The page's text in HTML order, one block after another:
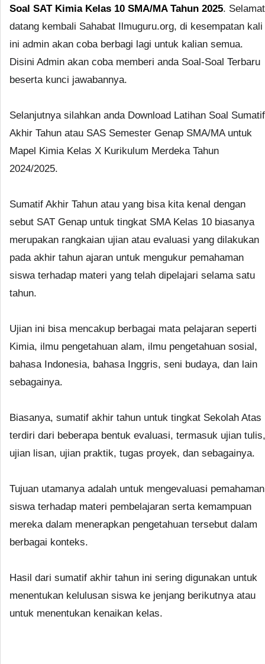
Soal SAT Kimia Kelas 10 SMA/MA Tahun 2025. Selamat
datang kembali Sahabat Ilmuguru.org, di kesempatan kali
ini admin akan coba berbagi lagi untuk kalian semua.
Disini Admin akan coba memberi anda Soal-Soal Terbaru
beserta kunci jawabannya.
Selanjutnya silahkan anda Download Latihan Soal Sumatif
Akhir Tahun atau SAS Semester Genap SMA/MA untuk
Mapel Kimia Kelas X Kurikulum Merdeka Tahun
2024/2025.
Sumatif Akhir Tahun atau yang bisa kita kenal dengan
sebut SAT Genap untuk tingkat SMA Kelas 10 biasanya
merupakan rangkaian ujian atau evaluasi yang dilakukan
pada akhir tahun ajaran untuk mengukur pemahaman
siswa terhadap materi yang telah dipelajari selama satu
tahun.
Ujian ini bisa mencakup berbagai mata pelajaran seperti
Kimia, ilmu pengetahuan alam, ilmu pengetahuan sosial,
bahasa Indonesia, bahasa Inggris, seni budaya, dan lain
sebagainya.
Biasanya, sumatif akhir tahun untuk tingkat Sekolah Atas
terdiri dari beberapa bentuk evaluasi, termasuk ujian tulis,
ujian lisan, ujian praktik, tugas proyek, dan sebagainya.
Tujuan utamanya adalah untuk mengevaluasi pemahaman
siswa terhadap materi pembelajaran serta kemampuan
mereka dalam menerapkan pengetahuan tersebut dalam
berbagai konteks.
Hasil dari sumatif akhir tahun ini sering digunakan untuk
menentukan kelulusan siswa ke jenjang berikutnya atau
untuk menentukan kenaikan kelas.